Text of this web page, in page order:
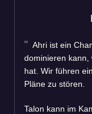
Ahri ist ein
dominieren kann,
hat. Wir führen
Pläne zu stören.
Talon kann im